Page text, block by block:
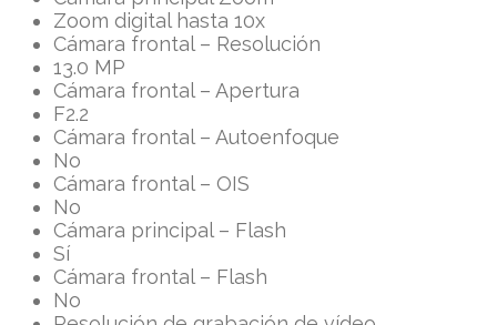
Zoom digital hasta 10x
Cámara frontal – Resolución
13.0 MP
Cámara frontal – Apertura
F2.2
Cámara frontal – Autoenfoque
No
Cámara frontal – OIS
No
Cámara principal – Flash
Sí
Cámara frontal – Flash
No